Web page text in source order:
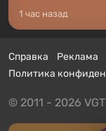
1 час назад
Справка Реклама
Политика
© 2011 - 2026